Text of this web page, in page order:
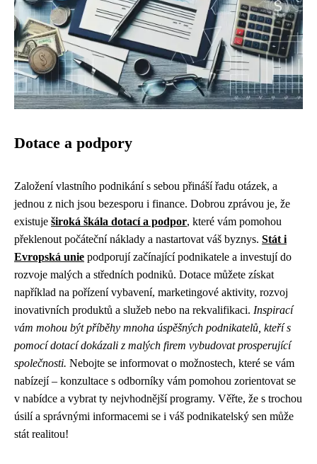
Dotace a podpory
Založení vlastního podnikání s sebou přináší řadu otázek, a
jednou z nich jsou bezesporu i finance. Dobrou zprávou je, že
existuje široká škála dotací a podpor, které vám pomohou
překlenout počáteční náklady a nastartovat váš byznys. Stát i
Evropská unie podporují začínající podnikatele a investují do
rozvoje malých a středních podniků. Dotace můžete získat
například na pořízení vybavení, marketingové aktivity, rozvoj
inovativních produktů a služeb nebo na rekvalifikaci. Inspirací
vám mohou být příběhy mnoha úspěšných podnikatelů, kteří s
pomocí dotací dokázali z malých firem vybudovat prosperující
společnosti. Nebojte se informovat o možnostech, které se vám
nabízejí – konzultace s odborníky vám pomohou zorientovat se
v nabídce a vybrat ty nejvhodnější programy. Věřte, že s trochou
úsilí a správnými informacemi se i váš podnikatelský sen může
stát realitou!